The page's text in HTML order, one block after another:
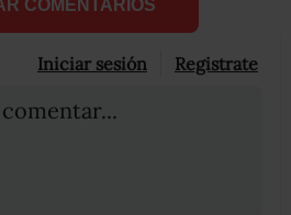
COMENTARIOS
Iniciar sesión Registrate